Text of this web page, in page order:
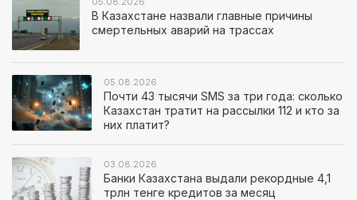
В Казахстане назвали главные причины
смертельных аварий на трассах
05.08.2026
Почти 43 тысячи SMS за три года: сколько
Казахстан тратит на рассылки 112 и кто за
них платит?
03.08.2026
Банки Казахстана выдали рекордные 4,1
трлн тенге кредитов за месяц